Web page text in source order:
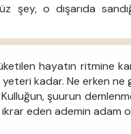
şey, o dışarıda
hayatın ritmine
kadar. Ne erken ne
Kulluğun, şuurun
eden ademin adam